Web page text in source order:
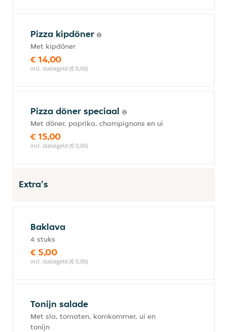
Pizza kipdöner
Met kipdöner
€ 14,00
incl. statiegeld (€ 0,00)
Pizza döner speciaal
Met döner, paprika, champignons en ui
€ 15,00
incl. statiegeld (€ 0,00)
Extra's
Baklava
4 stuks
€ 5,00
incl. statiegeld (€ 0,00)
Tonijn salade
Met sla, tomaten, komkommer, ui en
tonijn